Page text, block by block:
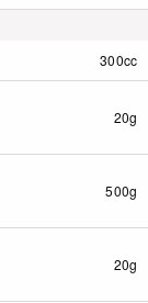
300cc
20g
500g
20g